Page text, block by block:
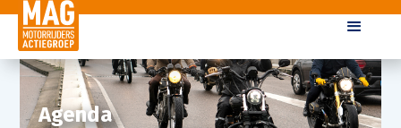
Agenda